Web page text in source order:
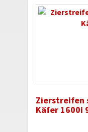
Zierstreifen
Käfer 1600i